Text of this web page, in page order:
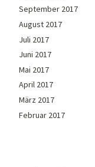
September 2017
August 2017
Juli 2017
Juni 2017
Mai 2017
April 2017
März 2017
Februar 2017